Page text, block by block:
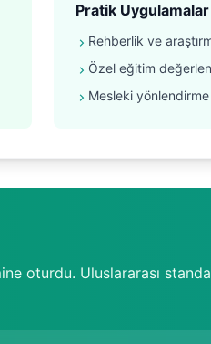
Pratik Uygulamalar
Rehberlik ve
Özel eğitim
Mesleki
oturdu. Uluslararası